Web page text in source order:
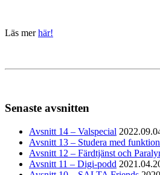
Läs merhär!
Senaste avsnitten
Avsnitt 14 – Valspecial
Avsnitt 13 – Studera med
Avsnitt 12 – Färdtjänst och
Avsnitt 11 – Digi-podd